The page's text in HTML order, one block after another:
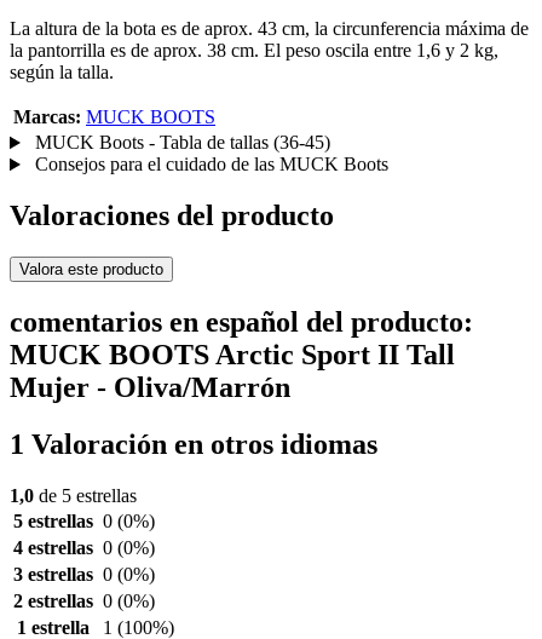
La altura de la bota es de aprox. 43 cm, la circunferencia máxima de
la pantorrilla es de aprox. 38 cm. El peso oscila entre 1,6 y 2 kg,
según la talla.
Marcas: MUCK BOOTS
MUCK Boots - Tabla de tallas (36-45)
Consejos para el cuidado de las MUCK Boots
Valoraciones del producto
Valora este producto
comentarios en español del producto:
MUCK BOOTS Arctic Sport II Tall
Mujer - Oliva/Marrón
1 Valoración en otros idiomas
1,0 de 5 estrellas
5 estrellas 0 (0%)
4 estrellas 0 (0%)
3 estrellas 0 (0%)
2 estrellas 0 (0%)
1 estrella
1 (100%)